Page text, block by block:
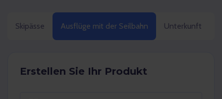
Skipässe Ausflüge mit der Seilbahn Unterkunft
Erstellen Sie Ihr Produkt